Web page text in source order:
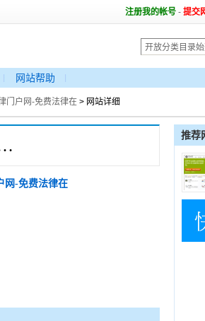
注册我的帐号 - 提交
网站帮助
门户网-免费法律在 > 网站详细
民间法律门户网-免费法律在
网-免费法律在
推荐